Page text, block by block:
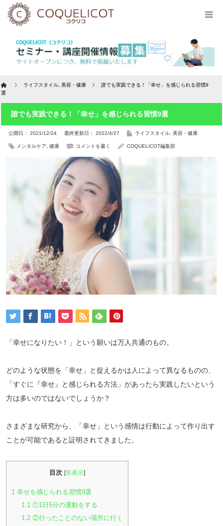
Home ライフスタイル 美容・健康
​​誰でも実践できる！「幸せ」を感じられる習慣9
選
​​誰でも実践できる！「幸せ」を感じられる習慣9選
公開日： 2021/12/24 最終更新日： 2022/4/27 ライフスタイル 美容・健康
メンタルケア 健康 コメントを書く COQUELICOT編集部
「幸せになりたい！」という願いは万人共通のもの。
どのような状態を「幸せ」と捉えるかは人によって異なるものの、
「すぐに『幸せ』と感じられる方法」があったら実践したいという
方は多いのではないでしょうか？
さまざまな研究から、「幸せ」という感情は行動によって作り出す
ことが可能であると証明されてきました。
目次 [非表示]
1 幸せを感じられる習慣9選
1.1①1日5分の運動をする
1.2②行ったことのない場所に行く